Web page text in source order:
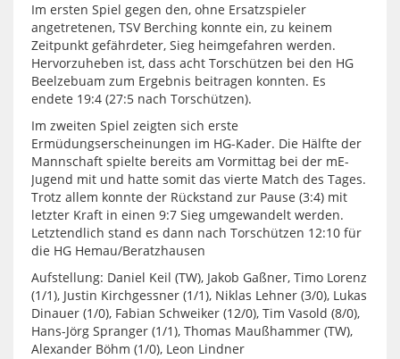
Im ersten Spiel gegen den, ohne Ersatzspieler
angetretenen, TSV Berching konnte ein, zu keinem
Zeitpunkt gefährdeter, Sieg heimgefahren werden.
Hervorzuheben ist, dass acht Torschützen bei den HG
Beelzebuam zum Ergebnis beitragen konnten. Es
endete 19:4 (27:5 nach Torschützen).
Im zweiten Spiel zeigten sich erste
Ermüdungserscheinungen im HG-Kader. Die Hälfte der
Mannschaft spielte bereits am Vormittag bei der mE-
Jugend mit und hatte somit das vierte Match des Tages.
Trotz allem konnte der Rückstand zur Pause (3:4) mit
letzter Kraft in einen 9:7 Sieg umgewandelt werden.
Letztendlich stand es dann nach Torschützen 12:10 für
die HG Hemau/Beratzhausen
Aufstellung: Daniel Keil (TW), Jakob Gaßner, Timo Lorenz
(1/1), Justin Kirchgessner (1/1), Niklas Lehner (3/0), Lukas
Dinauer (1/0), Fabian Schweiker (12/0), Tim Vasold (8/0),
Hans-Jörg Spranger (1/1), Thomas Maußhammer (TW),
Alexander Böhm (1/0), Leon Lindner